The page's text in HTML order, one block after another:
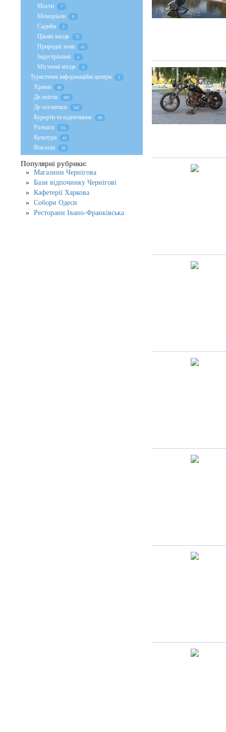
Мости 7
Меморіали 9
Садиби 2
Цікаві місця 72
Природні зони 41
Індустріальні 4
Містичні місця 3
Туристичні інформаційні центри 2
Храми 48
Де поїсти 693
Де оселитися 542
Курорти та відпочинок 69
Розваги 151
Культура 41
Вокзали 18
Популярні рубрики:
Магазини Чернігова
Бази відпочинку Чернігові
Кафетерії Харкова
Собори Одеси
Ресторани Івано-Франківська